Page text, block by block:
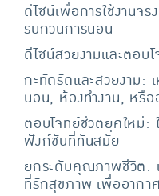
ดีไซน์เพื่อการใช้งานจ
รบกวนการนอน
ดีไซน์สวยงามและตอบ
กะทัดรัดและสวยงาม:
นอน, ห้องทำงาน, หรื
ตอบโจทย์ชีวิตยุคใหม่:
ฟังก์ชันที่ทันสมัย
ยกระดับคุณภาพชีวิต:
ที่รักสุขภาพ เพื่ออาก